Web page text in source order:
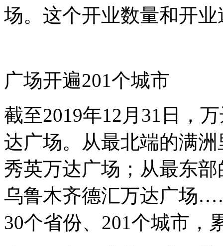
场。这个开业数量和开
广场开遍201个城市
截至2019年12月31日，
达广场。从最北端的满
秀英万达广场；从最东
乌鲁木齐德汇万达广场
30个省份、201个城市，